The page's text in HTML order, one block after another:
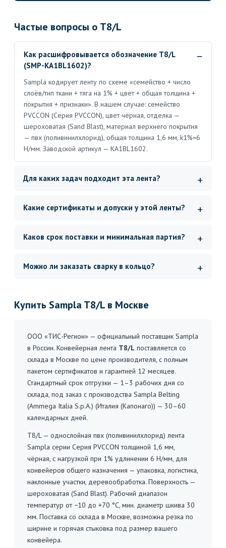
Частые вопросы о T8/L
Как расшифровывается обозначение T8/L
(SMP-KA1BL1602)?
Sampla кодирует ленту по схеме «семейство + число
слоёв/тип ткани + тяга на 1% + цвет + общая толщина +
покрытия + признаки». В нашем случае: семейство
PVCCON (Серия PVCCON), цвет чёрная, отделка —
шероховатая (Sand Blast), материал верхнего покрытия
— пвх (поливинилхлорид), общая толщина 1,6 мм, k1%=6
Н/мм. Заводской артикул — KA1BL1602.
Для каких задач подходит эта лента?
Какие сертификаты и допуски у этой ленты?
Каков срок поставки и минимальная партия?
Можно ли заказать сварку в кольцо?
Купить Sampla T8/L в Москве
ООО «ТИС-Регион» — официальный поставщик Sampla
в России. Конвейерная лента T8/L поставляется со
склада в Москве по цене производителя, с полным
пакетом сертификатов и гарантией 12 месяцев.
Стандартный срок отгрузки — 1–3 рабочих дня со
склада, под заказ с производства Sampla Belting
(Ammega Italia S.p.A.) (Италия (Капонаго)) — 30–60
календарных дней.
T8/L — однослойная пвх (поливинилхлорид) лента
Sampla серии Серия PVCCON толщиной 1,6 мм,
чёрная, с нагрузкой при 1% удлинении 6 Н/мм, для
конвейеров общего назначения — упаковка, логистика,
наклонные участки, деревообработка. Поверхность —
шероховатая (Sand Blast). Рабочий диапазон
температур от −10 до +70 °C, мин. диаметр шкива 30
мм. Поставка со склада в Москве, возможна резка по
ширине и горячая стыковка под размер вашего
конвейера.